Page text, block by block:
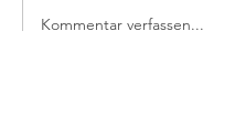
Kommentar verfassen...